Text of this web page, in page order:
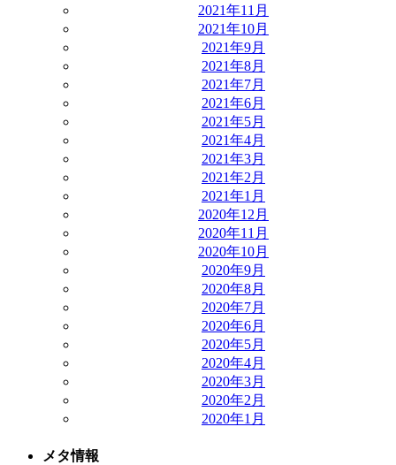
2021年11月
2021年10月
2021年9月
2021年8月
2021年7月
2021年6月
2021年5月
2021年4月
2021年3月
2021年2月
2021年1月
2020年12月
2020年11月
2020年10月
2020年9月
2020年8月
2020年7月
2020年6月
2020年5月
2020年4月
2020年3月
2020年2月
2020年1月
メタ情報